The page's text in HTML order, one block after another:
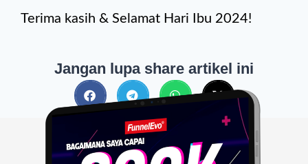
Terima kasih & Selamat Hari Ibu 2024!
Jangan lupa share artikel ini